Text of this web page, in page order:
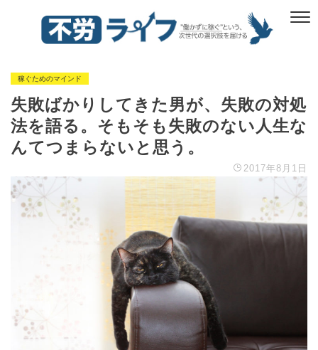
稼ぐためのマインド
失敗ばかりしてきた男が、失敗の対処
法を語る。そもそも失敗のない人生な
んてつまらないと思う。
2017年8月1日